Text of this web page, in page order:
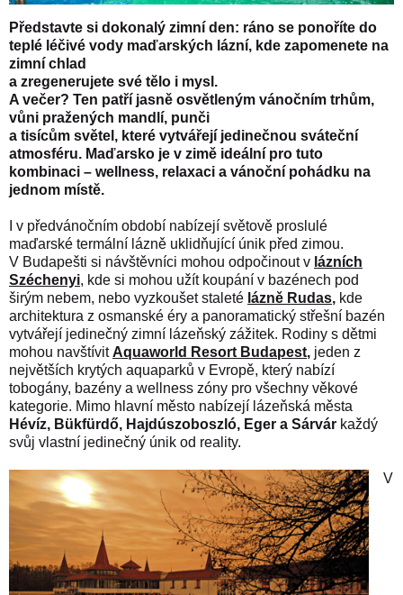
Představte si dokonalý zimní den: ráno se ponoříte do
teplé léčivé vody maďarských lázní, kde zapomenete na
zimní chlad
a zregenerujete své tělo i mysl.
A večer? Ten patří jasně osvětleným vánočním trhům,
vůni pražených mandlí, punči
a tisícům světel, které vytvářejí jedinečnou sváteční
atmosféru. Maďarsko je v zimě ideální pro tuto
kombinaci – wellness, relaxaci a vánoční pohádku na
jednom místě.
I v předvánočním období nabízejí světově proslulé
maďarské termální lázně uklidňující únik před zimou.
V Budapešti si návštěvníci mohou odpočinout v lázních
Széchenyi, kde si mohou užít koupání v bazénech pod
širým nebem, nebo vyzkoušet staleté lázně Rudas, kde
architektura z osmanské éry a panoramatický střešní bazén
vytvářejí jedinečný zimní lázeňský zážitek. Rodiny s dětmi
mohou navštívit Aquaworld Resort Budapest, jeden z
největších krytých aquaparků v Evropě, který nabízí
tobogány, bazény a wellness zóny pro všechny věkové
kategorie. Mimo hlavní město nabízejí lázeňská města
Hévíz, Bükfürdő, Hajdúszoboszló, Eger a Sárvár každý
svůj vlastní jedinečný únik od reality.
V